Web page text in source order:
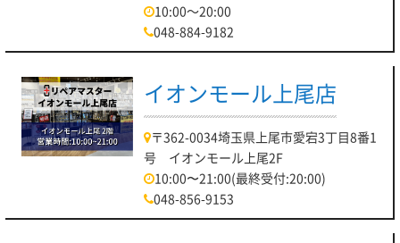
10:00～20:00
048-884-9182
イオンモール上尾店
〒362-0034埼玉県上尾市愛宕3丁目8番1
号 イオンモール上尾2F
10:00〜21:00(最終受付:20:00)
048-856-9153